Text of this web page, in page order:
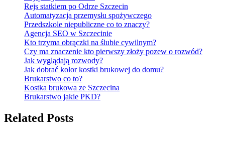
Rejs statkiem po Odrze Szczecin
Automatyzacja przemysłu spożywczego
Przedszkole niepubliczne co to znaczy?
Agencja SEO w Szczecinie
Kto trzyma obrączki na ślubie cywilnym?
Czy ma znaczenie kto pierwszy złoży pozew o rozwód?
Jak wyglądają rozwody?
Jak dobrać kolor kostki brukowej do domu?
Brukarstwo co to?
Kostka brukowa ze Szczecina
Brukarstwo jakie PKD?
Related Posts